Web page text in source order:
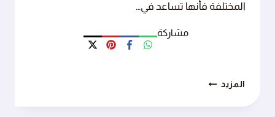
المختلفة فأنها تساعد في…
مشاركة
المزيد نقدم
خاصة